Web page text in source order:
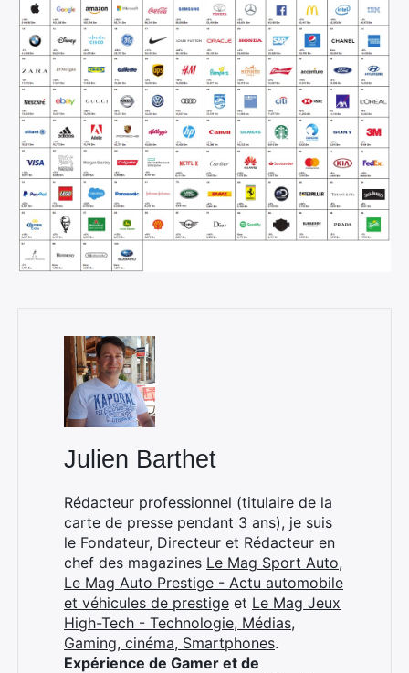
Julien Barthet
Rédacteur professionnel (titulaire de la
carte de presse pendant 3 ans), je suis
le Fondateur, Directeur et Rédacteur en
chef des magazines Le Mag Sport Auto,
Le Mag Auto Prestige - Actu automobile
et véhicules de prestige et Le Mag Jeux
High-Tech - Technologie, Médias,
Gaming, cinéma, Smartphones.
Expérience de Gamer et de
Rechercher